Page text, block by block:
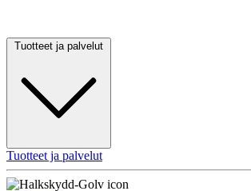
Tuotteet ja palvelut
Tuotteet ja palvelut